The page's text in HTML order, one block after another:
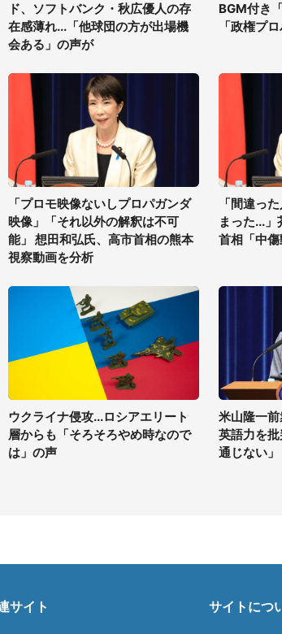
ド、ソフトバンク・秋広優人の存
在感薄れ...「他球団の方が出場機
会ある」の声が
BGM付き
「政権プ
「プロモ映像ないしプロパガンダ
映像」「それ以外の解釈は不可
能」 想田和弘氏、高市首相の熊本
視察動画を分析
「間違っ
まった...
首相「中
ウクライナ侵攻...ロシアエリート
層からも「そろそろやめ時なので
は」の声
米山隆一
英語力を批
通じない」
サイト サイトにつ